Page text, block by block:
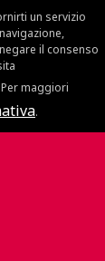
un servizio
il consenso
Per maggiori
.